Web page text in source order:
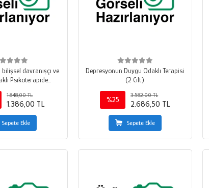
davranışçı ve
Psikoterapide
Çalışmak
1.848,00 TL
1.386,00 TL
Sepete Ekle
Depresyonun Duygu Odaklı Terapisi
(2 Cilt)
%25
3.582,00 TL
2.686,50 TL
Sepete Ekle